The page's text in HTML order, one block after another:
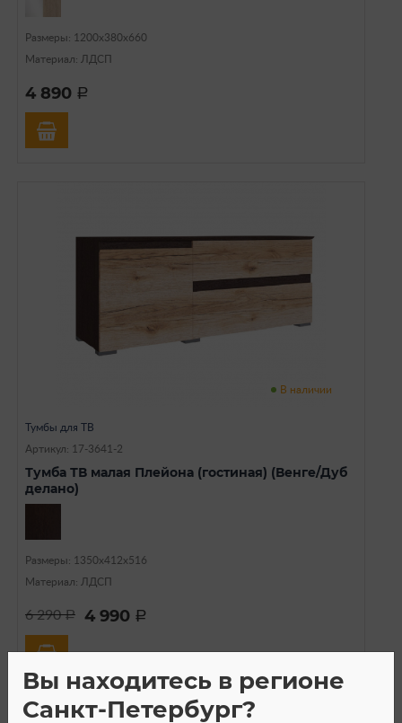
Размеры: 1200х380х660
Материал: ЛДСП
4 890 a
В наличии
Тумбы для ТВ
Артикул: 17-3641-2
Тумба ТВ малая Плейона (гостиная) (Венге/Дуб
делано)
Размеры: 1350х412х516
Материал: ЛДСП
6 290a 4 990 a
Вы находитесь в регионе
Санкт-Петербург?